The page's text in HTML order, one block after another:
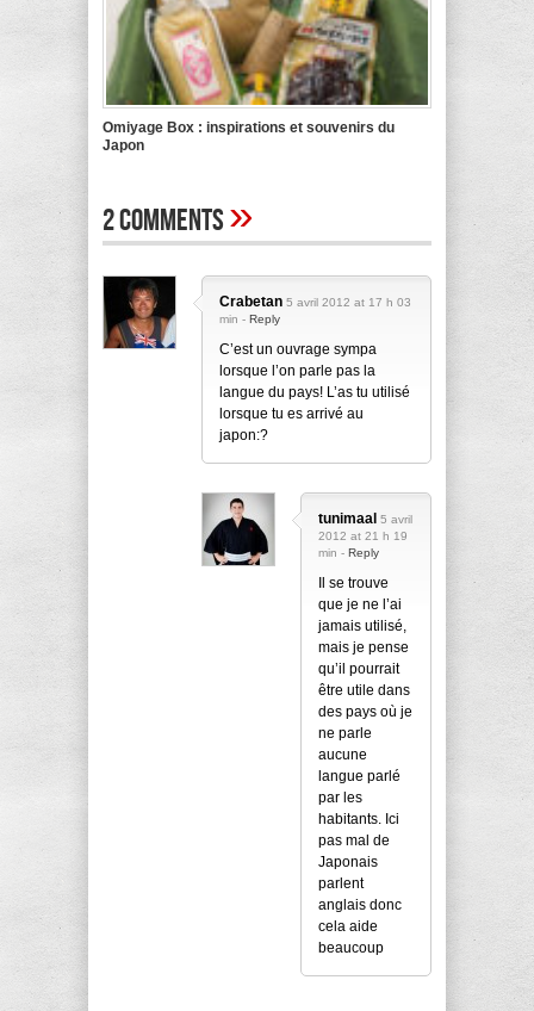
Omiyage Box : inspirations et souvenirs du
Japon
2 Comments»
Crabetan 5 avril 2012 at 17 h 03
min - Reply
C’est un ouvrage sympa
lorsque l’on parle pas la
langue du pays! L’as tu utilisé
lorsque tu es arrivé au
japon:?
tunimaal 5 avril
2012 at 21 h 19
min - Reply
Il se trouve
que je ne l’ai
jamais utilisé,
mais je pense
qu’il pourrait
être utile dans
des pays où je
ne parle
aucune
langue parlé
par les
habitants. Ici
pas mal de
Japonais
parlent
anglais donc
cela aide
beaucoup